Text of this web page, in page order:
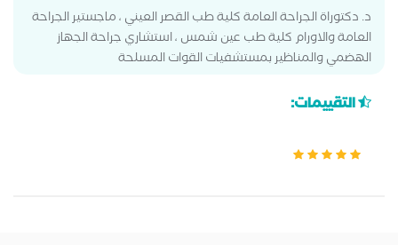
د. دكتوراة الجراحة العامة كلية طب القصر العيني ، ماجستير الجراحة
العامة والاورام كلية طب عين شمس ، استشاري جراحة الجهاز
الهضمي والمناظير بمستشفيات القوات المسلحة
التقييمات: